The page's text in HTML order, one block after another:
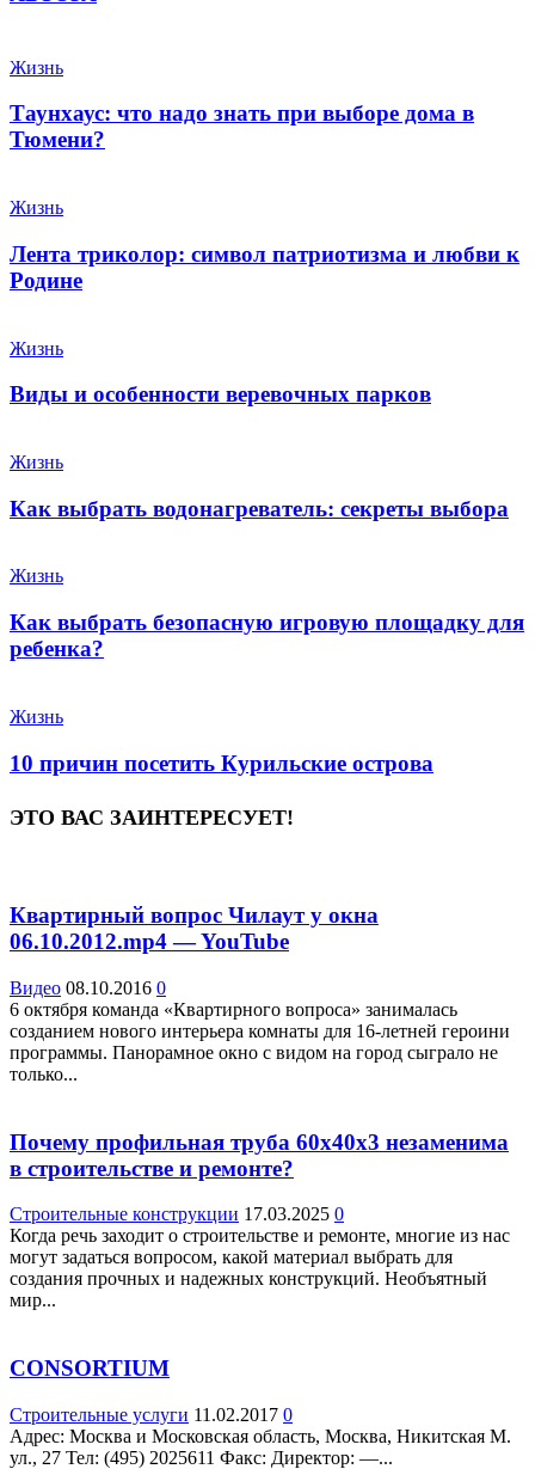
Жизнь
Таунхаус: что надо знать при выборе дома в
Тюмени?
Жизнь
Лента триколор: символ патриотизма и любви к
Родине
Жизнь
Виды и особенности веревочных парков
Жизнь
Как выбрать водонагреватель: секреты выбора
Жизнь
Как выбрать безопасную игровую площадку для
ребенка?
Жизнь
10 причин посетить Курильские острова
ЭТО ВАС ЗАИНТЕРЕСУЕТ!
Квартирный вопрос Чилаут у окна
06.10.2012.mp4 — YouTube
Видео 08.10.2016 0
6 октября команда «Квартирного вопроса» занималась
созданием нового интерьера комнаты для 16-летней героини
программы. Панорамное окно с видом на город сыграло не
только...
Почему профильная труба 60х40х3 незаменима
в строительстве и ремонте?
Строительные конструкции 17.03.2025 0
Когда речь заходит о строительстве и ремонте, многие из нас
могут задаться вопросом, какой материал выбрать для
создания прочных и надежных конструкций. Необъятный
мир...
CONSORTIUM
Строительные услуги 11.02.2017 0
Адрес: Москва и Московская область, Москва, Никитская М.
ул., 27 Teл: (495) 2025611 Факс: Директор: —...